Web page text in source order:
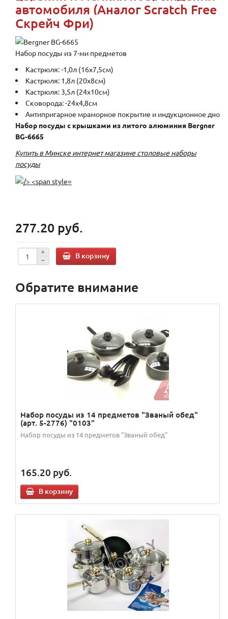
автомобиля (Аналог Scratch Free
Скрейч Фри)
Набор посуды из 7-ми предметов
Кастрюля: -1,0л (16х7,5см)
Кастрюля: 1,8л (20х8см)
Кастрюля: 3,5л (24х10см)
Сковорода: -24х4,8см
Антипригарное мраморное покрытие и индукционное дно
Набор посуды с крышками из литого алюминия Bergner
BG-6665
Купить в Минске интернет магазине столовые наборы
посуды
277.20 руб.
В корзину
Обратите внимание
Набор посуды из 14 предметов "Званый обед"
(арт. 5-2776) "0103"
Набор посуды из 14 предметов "Званый обед"
165.20 руб.
В корзину